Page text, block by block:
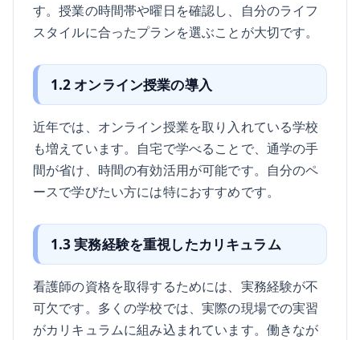
す。授業の時間帯や曜日を確認し、自分のライフ
スタイルに合ったプランを選ぶことが大切です。
1.2 オンライン授業の導入
近年では、オンライン授業を取り入れている学校
も増えています。自宅で学べることで、通学の手
間が省け、時間の有効活用が可能です。自分のペ
ースで学びたい方には特におすすめです。
1.3 実務経験を重視したカリキュラム
看護師の資格を取得するためには、実務経験が不
可欠です。多くの学校では、実際の現場での実習
がカリキュラムに組み込まれています。働きなが